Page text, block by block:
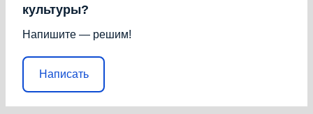
культуры?
Напишите — решим!
Написать